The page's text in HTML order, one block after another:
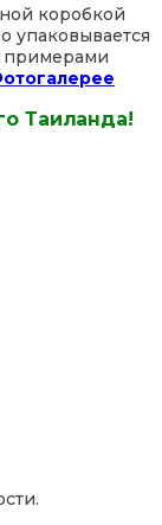
коробкой
упаковывается
примерами
Таиланда!